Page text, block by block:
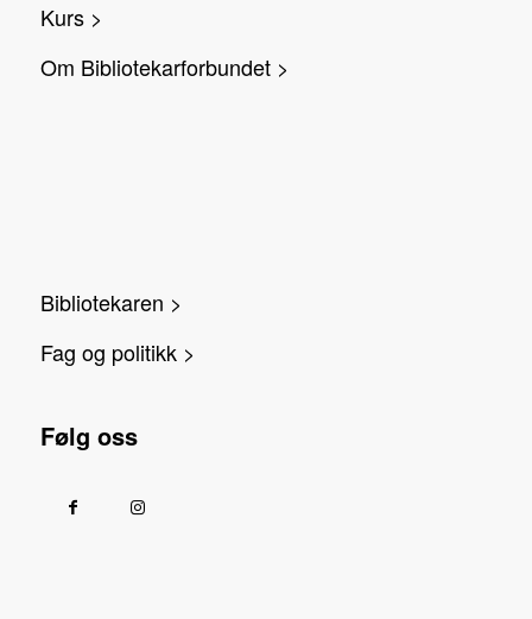
Kurs >
Om Bibliotekarforbundet >
Bibliotekaren >
Fag og politikk >
Følg oss